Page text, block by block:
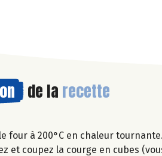
de la recette
four à 200°C en chaleur tournante.
et coupez la courge en cubes